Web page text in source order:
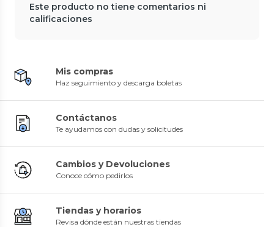
Este producto no tiene comentarios ni
calificaciones
Mis compras
Haz seguimiento y descarga boletas
Contáctanos
Te ayudamos con dudas y solicitudes
Cambios y Devoluciones
Conoce cómo pedirlos
Tiendas y horarios
Revisa dónde están nuestras tiendas